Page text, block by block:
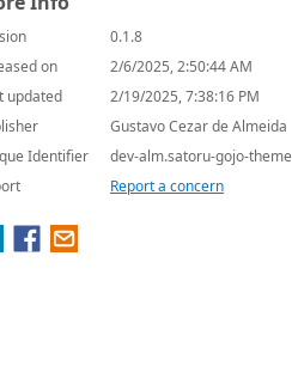
0.1.8
on
2/6/2025, 2:50:44 AM
updated
2/19/2025, 7:38:16 PM
Gustavo Cezar de Almeida
Identifier
dev-alm.satoru-gojo-theme
Report a concern